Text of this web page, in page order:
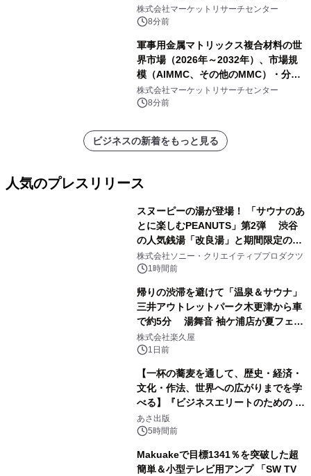
表
株式会社マーケットリサーチセンター
8分前
軍事用金属マトリックス複合材料の世
界市場（2026年～2032年）、市場規
模（AlMMC、その他のMMC）・分析
レポートを発表
株式会社マーケットリサーチセンター
8分前
ビジネスの新着をもっと見る
人気のプレスリリース
スヌーピーの湯が登場！ 「サウナのあ
とに楽しむPEANUTS」第2弾 渋谷
の人気銭湯「改良湯」と期間限定のコ
ラボレーション サウナイキタイコラ
ボグッズも発売決定！
株式会社ソニー・クリエイティブプロダクツ
1時間前
帰りの渋滞を避けて「温泉＆サウナ」
三井アウトレットパーク木更津から車
で約5分 湯舞音 袖ケ浦店が夏フェア
メニューを提供
株式会社楽久屋
1日前
【一杯の蕎麦を通して、歴史・経済・
文化・作法、世界への広がりまでを学
べる】『ビジネスエリートのための 教
養としての蕎麦』2026年8月25日
（火）発売
あさ出版
5時間前
Makuakeで目標1341％を突破した超
簡単＆小型テレビ用アンプ 「SW TV